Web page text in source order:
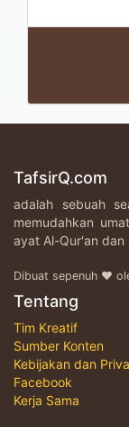
TafsirQ.com
adalah sebuah
memudahkan
ayat Al-Qur'an dan
Dibuat sepenuh ♥
Tentang
Tim Kreatif
Sumber Konten
Kebijakan dan
Facebook
Kerja Sama